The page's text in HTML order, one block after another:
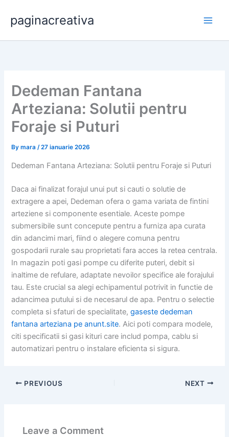
content
paginacreativa
Dedeman Fantana
Arteziana: Solutii pentru
Foraje si Puturi
Bymara/27 ianuarie 2026
Dedeman Fantana Arteziana: Solutii pentru Foraje si Puturi
Daca ai finalizat forajul unui put si cauti o solutie de
extragere a apei, Dedeman ofera o gama variata de fintini
arteziene si componente esentiale. Aceste pompe
submersibile sunt concepute pentru a furniza apa curata
din adancimi mari, fiind o alegere comuna pentru
gospodarii rurale sau proprietati fara acces la retea centrala.
In magazin poti gasi pompe cu diferite puteri, debit si
inaltime de refulare, adaptate nevoilor specifice ale forajului
tau. Este crucial sa alegi echipamentul potrivit in functie de
adancimea putului si de necesarul de apa. Pentru o selectie
completa si sfaturi de specialitate,gaseste dedeman
fantana arteziana pe anunt.site. Aici poti compara modele,
citi specificatii si gasi kituri care includ pompa, cablu si
automatizari pentru o instalare eficienta si sigura.
PREVIOUS NEXT
Leave a Comment